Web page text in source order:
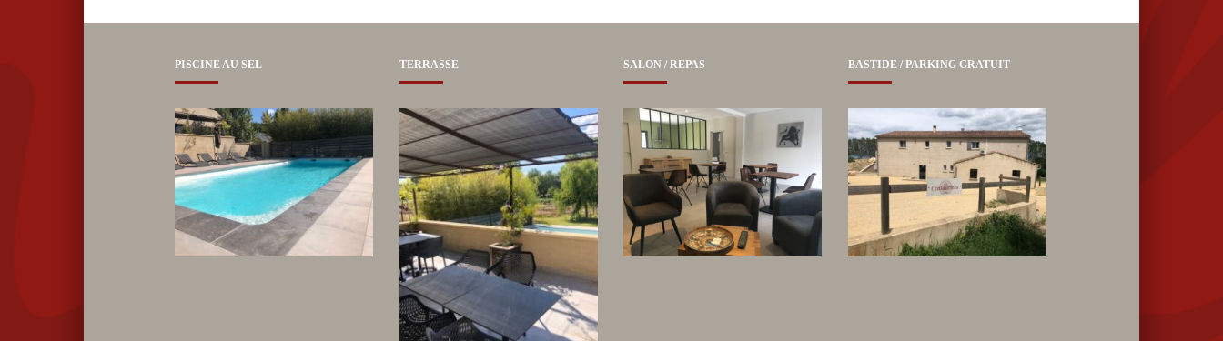
PISCINE AU SEL TERRASSE SALON / REPAS BASTIDE / PARKING GRATUIT